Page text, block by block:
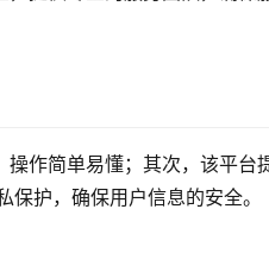
作简单易懂；其次，该平台
护，确保用户信息的安全。